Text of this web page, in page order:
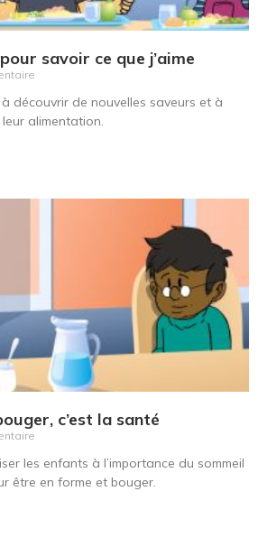
savoir ce que j’aime
découvrir de nouvelles saveurs et à
alimentation.
c’est la santé
les enfants à l’importance du sommeil
être en forme et bouger.